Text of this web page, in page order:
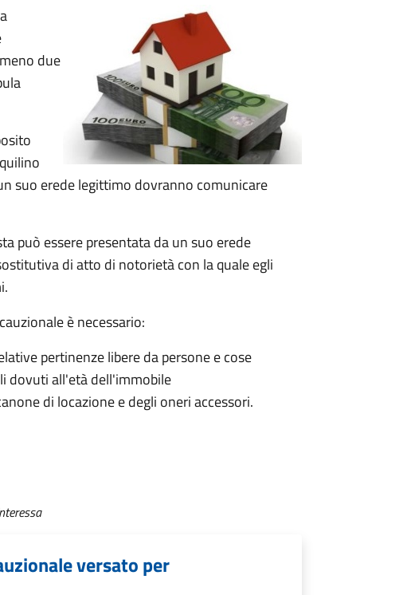
due
suo erede legittimo dovranno comunicare
può essere presentata da un suo erede
di atto di notorietà con la quale egli
è necessario:
pertinenze libere da persone e cose
dovuti all'età dell'immobile
di locazione e degli oneri accessori.
versato per